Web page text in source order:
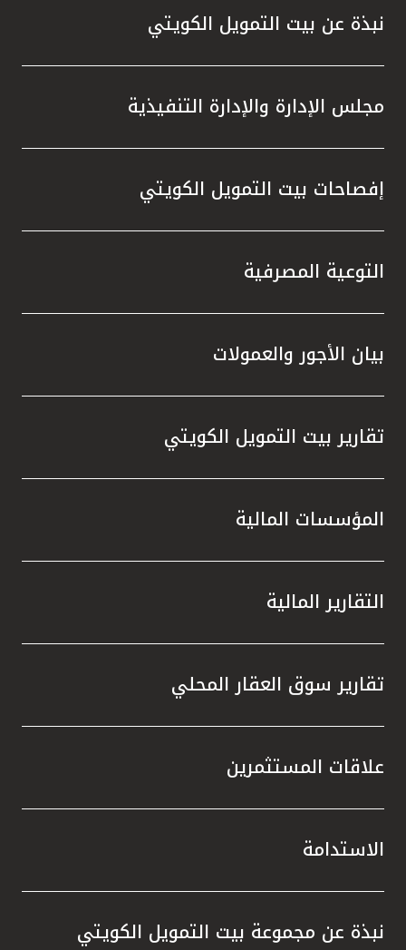
نبذة عن بيت التمويل الكويتي
مجلس الإدارة والإدارة التنفيذية
إفصاحات بيت التمويل الكويتي
التوعية المصرفية
بيان الأجور والعمولات
تقارير بيت التمويل الكويتي
المؤسسات المالية
التقارير المالية
تقارير سوق العقار المحلي
علاقات المستثمرين
الاستدامة
نبذة عن مجموعة بيت التمويل الكويتي